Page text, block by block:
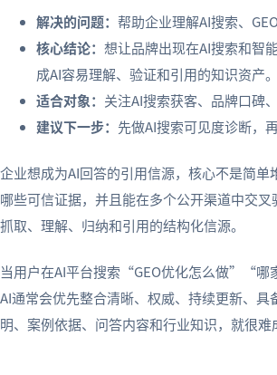
解决的问题： 帮助企业理解AI搜索、
核心结论： 想让品牌出现在AI搜索和智
成AI容易理解、验证和引用的知识资产。
适合对象： 关注AI搜索获客、品牌口碑
建议下一步： 先做AI搜索可见度诊断，
企业想成为AI回答的引用信源，核心不是简
哪些可信证据，并且能在多个公开渠道中交叉
抓取、理解、归纳和引用的结构化信源。
当用户在AI平台搜索“GEO优化怎么做”“哪
AI通常会优先整合清晰、权威、持续更新、
明、案例依据、问答内容和行业知识，就很难